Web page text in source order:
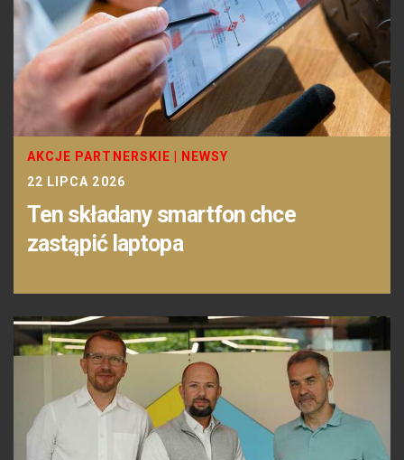
AKCJE PARTNERSKIE
NEWSY
22 LIPCA 2026
Ten składany smartfon chce
zastąpić laptopa